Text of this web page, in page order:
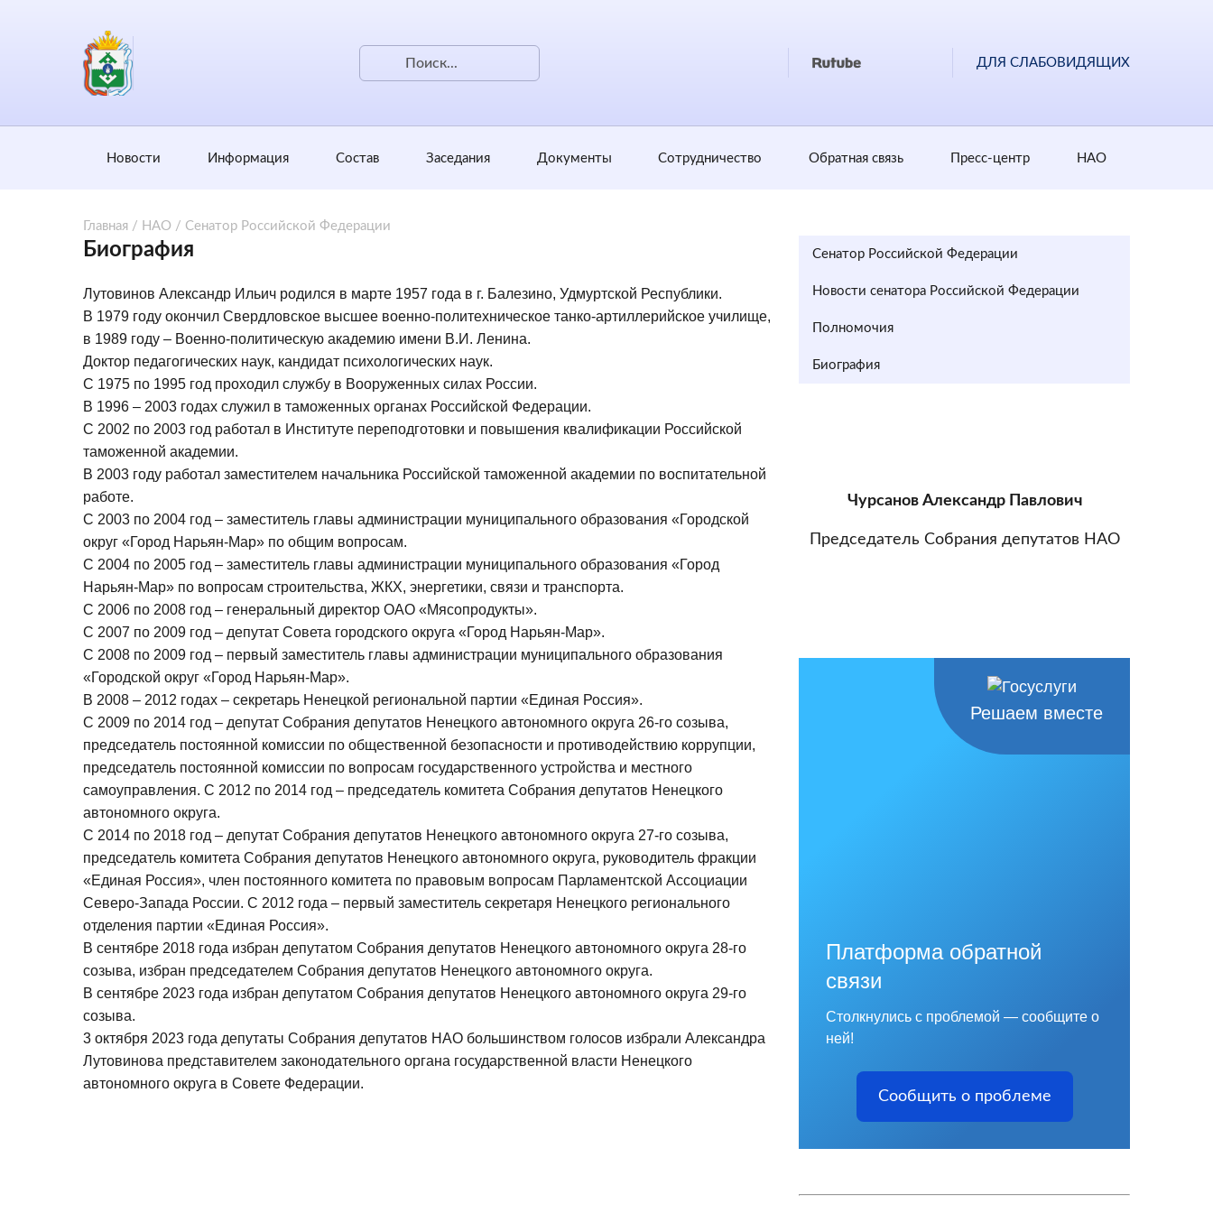
ДЛЯ СЛАБОВИДЯЩИХ
Новости Информация Состав Заседания Документы Сотрудничество Обратная cвязь Пресс-центр НАО
Главная / НАО / Сенатор Российской Федерации
Биография
Лутовинов Александр Ильич родился в марте 1957 года в г. Балезино, Удмуртской Республики.
В 1979 году окончил Свердловское высшее военно-политехническое танко-артиллерийское училище,
в 1989 году – Военно-политическую академию имени В.И. Ленина.
Доктор педагогических наук, кандидат психологических наук.
С 1975 по 1995 год проходил службу в Вооруженных силах России.
В 1996 – 2003 годах служил в таможенных органах Российской Федерации.
С 2002 по 2003 год работал в Институте переподготовки и повышения квалификации Российской
таможенной академии.
В 2003 году работал заместителем начальника Российской таможенной академии по воспитательной
работе.
С 2003 по 2004 год – заместитель главы администрации муниципального образования «Городской
округ «Город Нарьян-Мар» по общим вопросам.
С 2004 по 2005 год – заместитель главы администрации муниципального образования «Город
Нарьян-Мар» по вопросам строительства, ЖКХ, энергетики, связи и транспорта.
С 2006 по 2008 год – генеральный директор ОАО «Мясопродукты».
С 2007 по 2009 год – депутат Совета городского округа «Город Нарьян-Мар».
С 2008 по 2009 год – первый заместитель главы администрации муниципального образования
«Городской округ «Город Нарьян-Мар».
В 2008 – 2012 годах – секретарь Ненецкой региональной партии «Единая Россия».
С 2009 по 2014 год – депутат Собрания депутатов Ненецкого автономного округа 26-го созыва,
председатель постоянной комиссии по общественной безопасности и противодействию коррупции,
председатель постоянной комиссии по вопросам государственного устройства и местного
самоуправления. С 2012 по 2014 год – председатель комитета Собрания депутатов Ненецкого
автономного округа.
С 2014 по 2018 год – депутат Собрания депутатов Ненецкого автономного округа 27-го созыва,
председатель комитета Собрания депутатов Ненецкого автономного округа, руководитель фракции
«Единая Россия», член постоянного комитета по правовым вопросам Парламентской Ассоциации
Северо-Запада России. С 2012 года – первый заместитель секретаря Ненецкого регионального
отделения партии «Единая Россия».
В сентябре 2018 года избран депутатом Собрания депутатов Ненецкого автономного округа 28-го
созыва, избран председателем Собрания депутатов Ненецкого автономного округа.
В сентябре 2023 года избран депутатом Собрания депутатов Ненецкого автономного округа 29-го
созыва.
3 октября 2023 года депутаты Собрания депутатов НАО большинством голосов избрали Александра
Лутовинова представителем законодательного органа государственной власти Ненецкого
автономного округа в Совете Федерации.
Сенатор Российской Федерации
Новости сенатора Российской Федерации
Полномочия
Биография
Чурсанов Александр Павлович
Председатель Собрания депутатов НАО
Решаем вместе
Платформа обратной
связи
Столкнулись с проблемой — сообщите о
ней!
Сообщить о проблеме